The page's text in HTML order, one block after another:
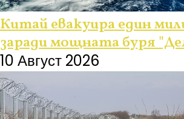
Китай евакуира един
заради мощната буря
10 Август 2026